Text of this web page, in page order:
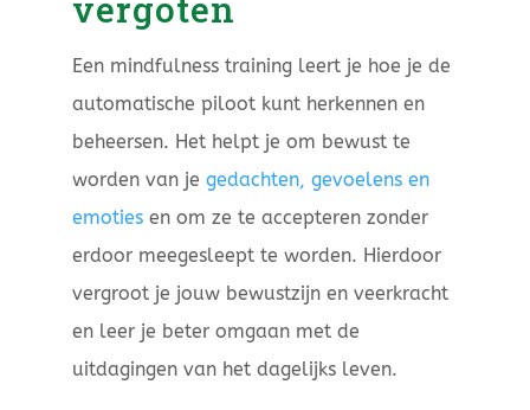
Een mindfulness training leert je hoe je de
automatische piloot kunt herkennen en
beheersen. Het helpt je om bewust te
worden van je gedachten, gevoelens en
emotiesen om ze te accepteren zonder
erdoor meegesleept te worden. Hierdoor
vergroot je jouw bewustzijn en veerkracht
en leer je beter omgaan met de
uitdagingen van het dagelijks leven.